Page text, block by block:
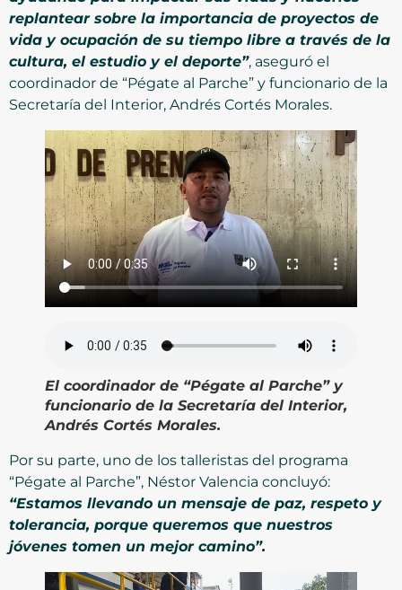
replantear sobre la importancia de proyectos de
vida y ocupación de su tiempo libre a través de la
cultura, el estudio y el deporte”, aseguró el
coordinador de “Pégate al Parche” y funcionario de la
Secretaría del Interior, Andrés Cortés Morales.
El coordinador de “Pégate al Parche” y
funcionario de la Secretaría del Interior,
Andrés Cortés Morales.
Por su parte, uno de los talleristas del programa
“Pégate al Parche”, Néstor Valencia concluyó:
“Estamos llevando un mensaje de paz, respeto y
tolerancia, porque queremos que nuestros
jóvenes tomen un mejor camino”.